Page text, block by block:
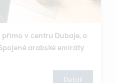
v centru Dubaje, o
arabské emiráty
Detail